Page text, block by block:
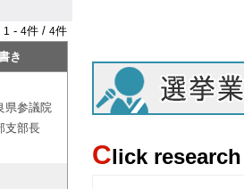
1 - 4件 / 4件
き
県参議院
支部長
Click research